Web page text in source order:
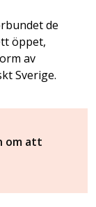
de
öppet,
av
Sverige.
om att